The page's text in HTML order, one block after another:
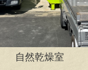
自然乾燥室